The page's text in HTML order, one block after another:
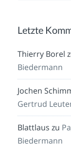
Letzte
Thierry Borel
Biedermann
Jochen
Gertrud
Blattlaus zu
Biedermann